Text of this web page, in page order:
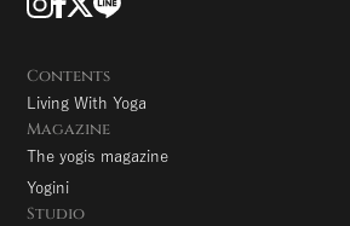
Contents
Living With Yoga
Magazine
The yogis magazine
Yogini
Studio